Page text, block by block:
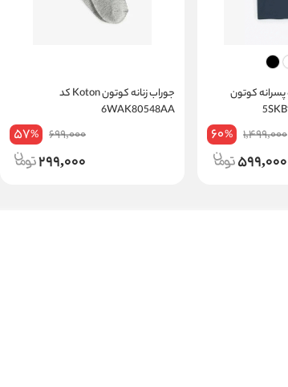
تی شرت آستین کوتاه پسرانه کوتون
1,499,000
60%
599,000
جوراب زنانه کوتون Koton کد
6WAK80548AA
699,000
57%
299,000